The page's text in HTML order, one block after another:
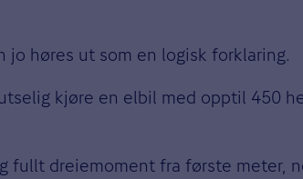
høres ut som en logisk forklaring.
kjøre en elbil med opptil 450
fullt dreiemoment fra første meter,